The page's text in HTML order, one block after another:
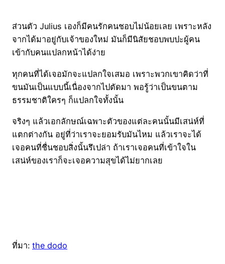
ส่วนตัว Julius เองก็มีคนรักคนชอบไม่น้อยเลย เพราะหลัง
จากได้มาอยู่กับเจ้าของใหม่ มันก็มีนิสัยชอบพบปะผู้คน
เข้ากับคนแปลกหน้าได้ง่าย
ทุกคนที่ได้เจอมักจะแปลกใจเสมอ เพราะพวกเขาคิดว่าที่
ขนมันเป็นแบบนี้เนื่องจากไปตัดมา พอรู้ว่าเป็นขนตาม
ธรรมชาติใครๆ ก็แปลกใจทั้งนั้น
จริงๆ แล้วเอกลักษณ์เฉพาะตัวของแต่ละคนนั้นมีเสน่ห์ที่
แตกต่างกัน อยู่ที่ว่าเราจะยอมรับมันไหม แล้วเราจะได้
เจอคนที่ชื่นชอบสิ่งนั้นรึเปล่า ถ้าเราเจอคนที่เข้าใจใน
เสน่ห์ของเราก็จะเจอความสุขได้ไม่ยากเลย
ที่มา: the dodo